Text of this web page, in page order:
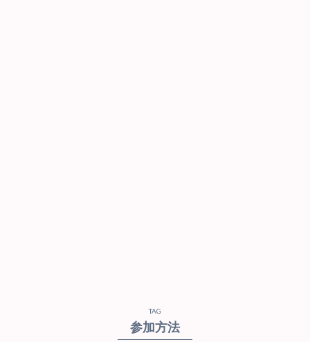
TAG
参加方法